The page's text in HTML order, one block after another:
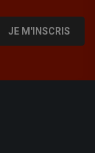
JE M'INSCRIS